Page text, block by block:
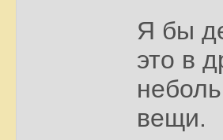
Я бы
это в
вещи.